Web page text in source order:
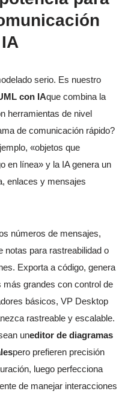
serio. Es nuestro
con IAque combina la
herramientas de nivel
de comunicación rápido?
«objetos que
en línea» y la IA genera un
enlaces y mensajes
números de mensajes,
notas para rastreabilidad o
Exporta a código, genera
más grandes con control de
básicos, VP Desktop
rastreable y escalable.
uneditor de diagramas
pero prefieren precisión
luego perfecciona
de manejar interacciones